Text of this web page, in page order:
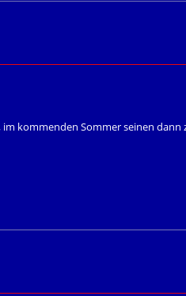
kommenden Sommer seinen